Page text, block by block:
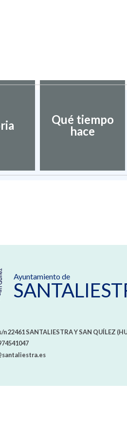
Qué tiempo
hace
Ayuntamiento de
n22461SANTALIESTRA Y SAN QUÍLEZ